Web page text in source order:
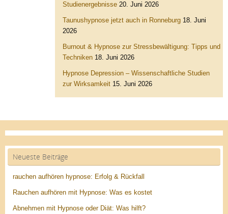
Studienergebnisse 20. Juni 2026
Taunushypnose jetzt auch in Ronneburg 18. Juni
2026
Burnout & Hypnose zur Stressbewältigung: Tipps und
Techniken 18. Juni 2026
Hypnose Depression – Wissenschaftliche Studien
zur Wirksamkeit 15. Juni 2026
Neueste Beiträge
rauchen aufhören hypnose: Erfolg & Rückfall
Rauchen aufhören mit Hypnose: Was es kostet
Abnehmen mit Hypnose oder Diät: Was hilft?